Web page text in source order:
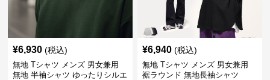
¥6,930 (税込)
無地 Tシャツ メンズ 男女兼用
無地 半袖シャツ ゆったりシルエ
¥6,940 (税込)
無地 Tシャツ メンズ 男女兼用
裾ラウンド 無地長袖シャツ